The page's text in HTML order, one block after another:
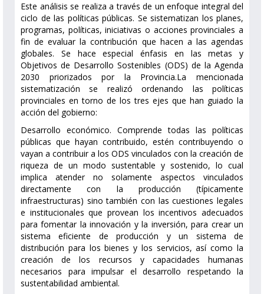
Este análisis se realiza a través de un enfoque integral del
ciclo de las políticas públicas. Se sistematizan los planes,
programas, políticas, iniciativas o acciones provinciales a
fin de evaluar la contribución que hacen a las agendas
globales. Se hace especial énfasis en las metas y
Objetivos de Desarrollo Sostenibles (ODS) de la Agenda
2030 priorizados por la Provincia.La mencionada
sistematización se realizó ordenando las políticas
provinciales en torno de los tres ejes que han guiado la
acción del gobierno:
Desarrollo económico. Comprende todas las políticas
públicas que hayan contribuido, estén contribuyendo o
vayan a contribuir a los ODS vinculados con la creación de
riqueza de un modo sustentable y sostenido, lo cual
implica atender no solamente aspectos vinculados
directamente con la producción (típicamente
infraestructuras) sino también con las cuestiones legales
e institucionales que provean los incentivos adecuados
para fomentar la innovación y la inversión, para crear un
sistema eficiente de producción y un sistema de
distribución para los bienes y los servicios, así como la
creación de los recursos y capacidades humanas
necesarios para impulsar el desarrollo respetando la
sustentabilidad ambiental.